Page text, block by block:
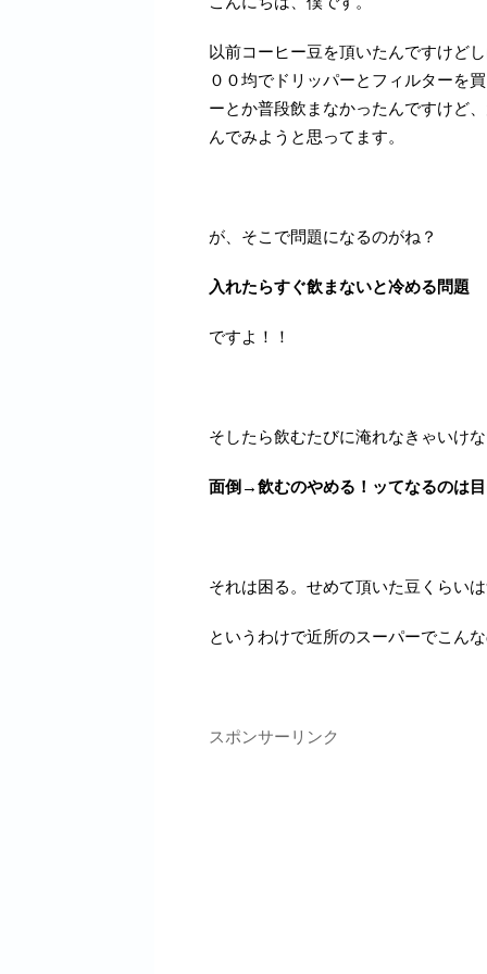
以前コーヒー豆を頂いたんですけど
００均でドリッパーとフィルターを
ーとか普段飲まなかったんですけど
んでみようと思ってます。
が、そこで問題になるのがね？
入れたらすぐ飲まないと冷める問題
ですよ！！
そしたら飲むたびに淹れなきゃいけ
面倒→飲むのやめる！ッてなるのは目
それは困る。せめて頂いた豆くらいは
というわけで近所のスーパーでこん
スポンサーリンク